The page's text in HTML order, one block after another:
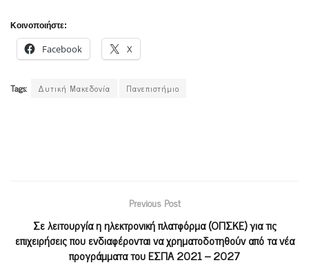
Κοινοποιήστε:
Facebook X
Tags: Δυτική Μακεδονία Πανεπιστήμιο
Previous Post
Σε λειτουργία η ηλεκτρονική πλατφόρμα (ΟΠΣΚΕ) για τις
επιχειρήσεις που ενδιαφέρονται να χρηματοδοτηθούν από τα νέα
προγράμματα του ΕΣΠΑ 2021 – 2027